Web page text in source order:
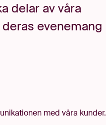
delar av våra
evenemang
med våra kunder.